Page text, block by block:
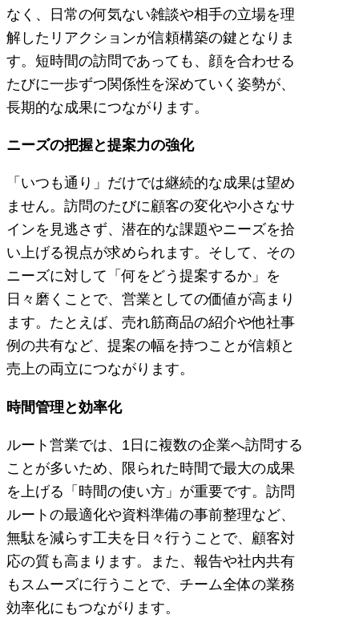
なく、日常の何気ない雑談や相手の立場を理
解したリアクションが信頼構築の鍵となりま
す。短時間の訪問であっても、顔を合わせる
たびに一歩ずつ関係性を深めていく姿勢が、
長期的な成果につながります。
ニーズの把握と提案力の強化
「いつも通り」だけでは継続的な成果は望め
ません。訪問のたびに顧客の変化や小さなサ
インを見逃さず、潜在的な課題やニーズを拾
い上げる視点が求められます。そして、その
ニーズに対して「何をどう提案するか」を
日々磨くことで、営業としての価値が高まり
ます。たとえば、売れ筋商品の紹介や他社事
例の共有など、提案の幅を持つことが信頼と
売上の両立につながります。
時間管理と効率化
ルート営業では、1日に複数の企業へ訪問する
ことが多いため、限られた時間で最大の成果
を上げる「時間の使い方」が重要です。訪問
ルートの最適化や資料準備の事前整理など、
無駄を減らす工夫を日々行うことで、顧客対
応の質も高まります。また、報告や社内共有
もスムーズに行うことで、チーム全体の業務
効率化にもつながります。